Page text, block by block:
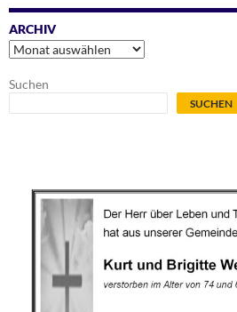
ARCHIV
Archiv
Suchen
SUCHEN